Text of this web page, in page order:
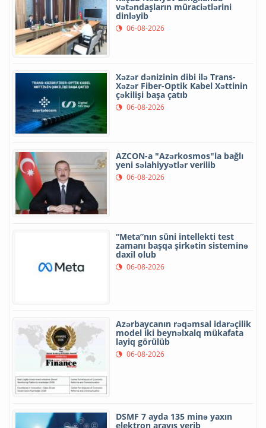
vətəndaşların müraciətlərini
dinləyib
06-08-2026
Xəzər dənizinin dibi ilə Trans-
Xəzər Fiber-Optik Kabel Xəttinin
çəkilişi başa çatıb
06-08-2026
AZCON-a "Azərkosmos"la bağlı
yeni səlahiyyətlər verilib
06-08-2026
“Meta”nın süni intellekti test
zamanı başqa şirkətin sisteminə
daxil olub
06-08-2026
Azərbaycanın rəqəmsal idarəçilik
model iki beynəlxalq mükafata
layiq görülüb
06-08-2026
DSMF 7 ayda 135 minə yaxın
elektron arayış verib